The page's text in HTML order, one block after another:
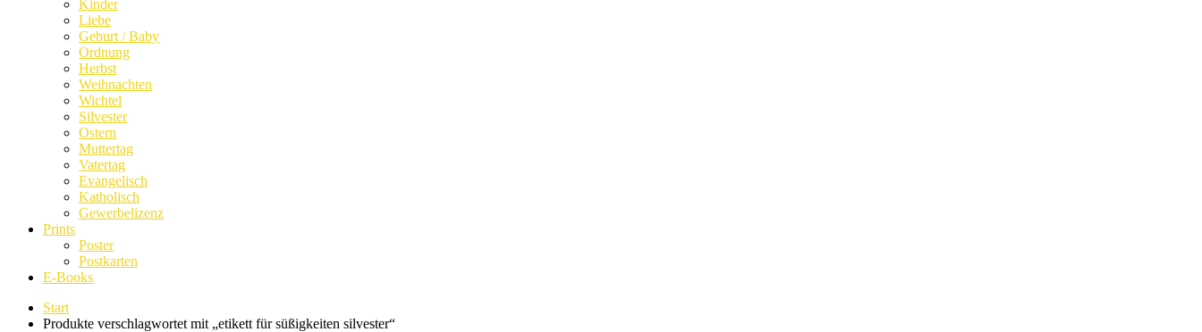
Kinder
Liebe
Geburt / Baby
Ordnung
Herbst
Weihnachten
Wichtel
Silvester
Ostern
Muttertag
Vatertag
Evangelisch
Katholisch
Gewerbelizenz
Prints
Poster
Postkarten
E-Books
Start
Produkte verschlagwortet mit „etikett für süßigkeiten silvester“